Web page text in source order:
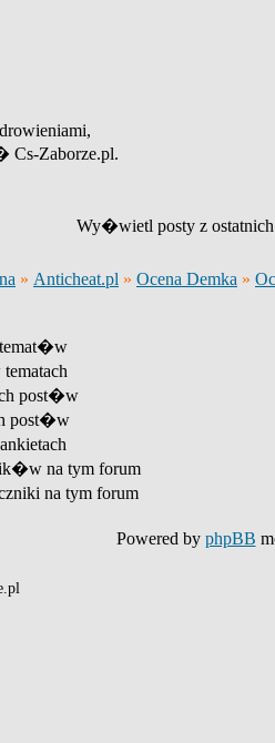
Cs-Zaborze.pl.
Wy�wietl posty z
» Anticheat.pl » Ocena Demka »
post�w
post�w
na tym forum
na tym forum
Powered by phpBB